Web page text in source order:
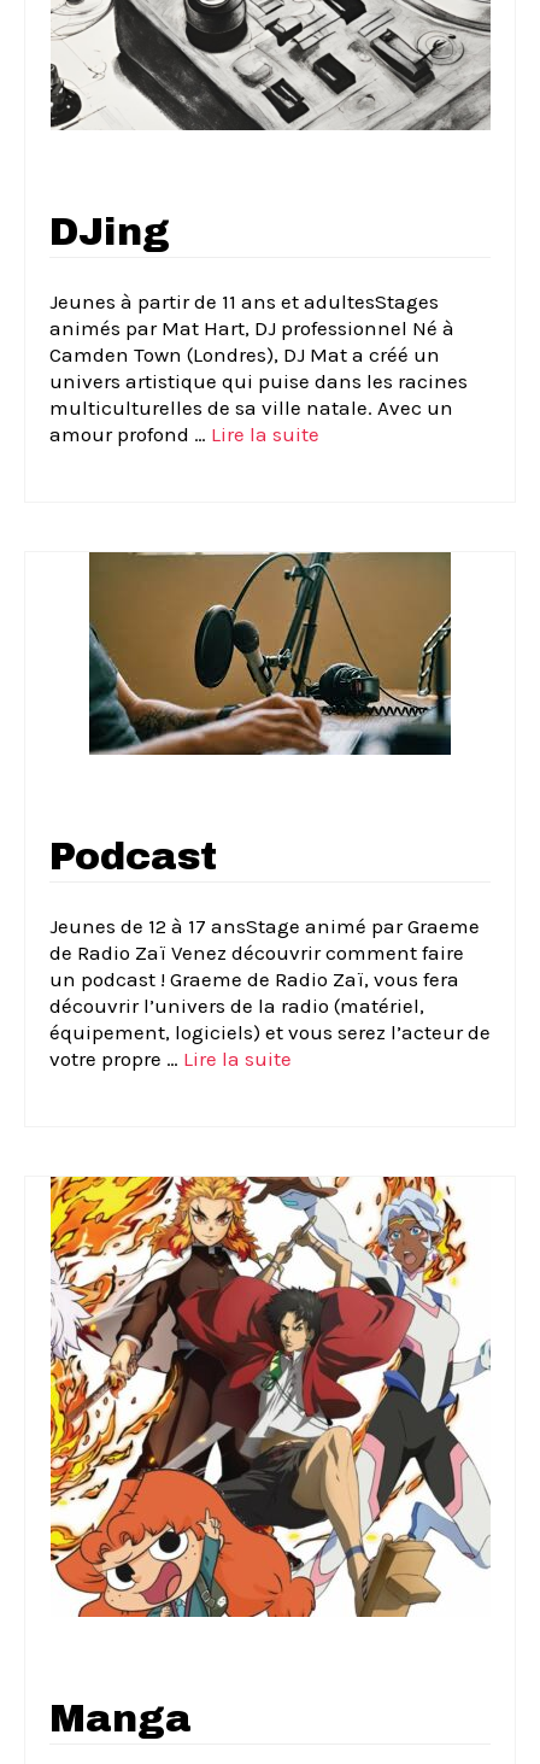
DJing
Jeunes à partir de 11 ans et adultesStages
animés par Mat Hart, DJ professionnel Né à
Camden Town (Londres), DJ Mat a créé un
univers artistique qui puise dans les racines
multiculturelles de sa ville natale. Avec un
amour profond … Lire la suite­­
Podcast
Jeunes de 12 à 17 ansStage animé par Graeme
de Radio Zaï Venez découvrir comment faire
un podcast ! Graeme de Radio Zaï, vous fera
découvrir l’univers de la radio (matériel,
équipement, logiciels) et vous serez l’acteur de
votre propre … Lire la suite­­
Manga